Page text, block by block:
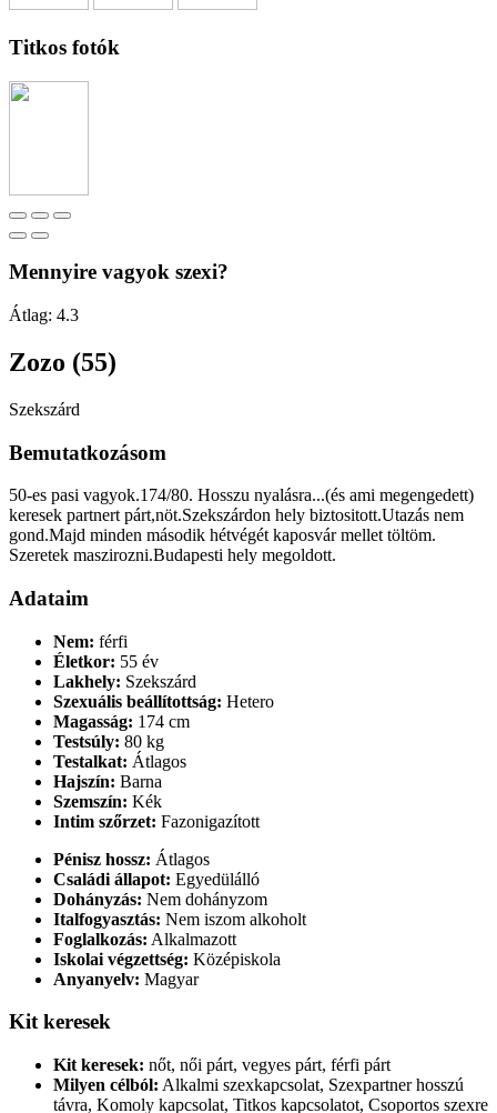
Titkos fotók
Mennyire vagyok szexi?
Átlag: 4.3
Zozo (55)
Szekszárd
Bemutatkozásom
50-es pasi vagyok.174/80. Hosszu nyalásra...(és ami megengedett)
keresek partnert párt,nöt.Szekszárdon hely biztositott.Utazás nem
gond.Majd minden második hétvégét kaposvár mellet töltöm.
Szeretek maszirozni.Budapesti hely megoldott.
Adataim
Nem: férfi
Életkor: 55 év
Lakhely: Szekszárd
Szexuális beállítottság: Hetero
Magasság: 174 cm
Testsúly: 80 kg
Testalkat: Átlagos
Hajszín: Barna
Szemszín: Kék
Intim szőrzet: Fazonigazított
Pénisz hossz: Átlagos
Családi állapot: Egyedülálló
Dohányzás: Nem dohányzom
Italfogyasztás: Nem iszom alkoholt
Foglalkozás: Alkalmazott
Iskolai végzettség: Középiskola
Anyanyelv: Magyar
Kit keresek
Kit keresek: nőt, női párt, vegyes párt, férfi párt
Milyen célból: Alkalmi szexkapcsolat, Szexpartner hosszú
távra, Komoly kapcsolat, Titkos kapcsolatot, Csoportos szexre